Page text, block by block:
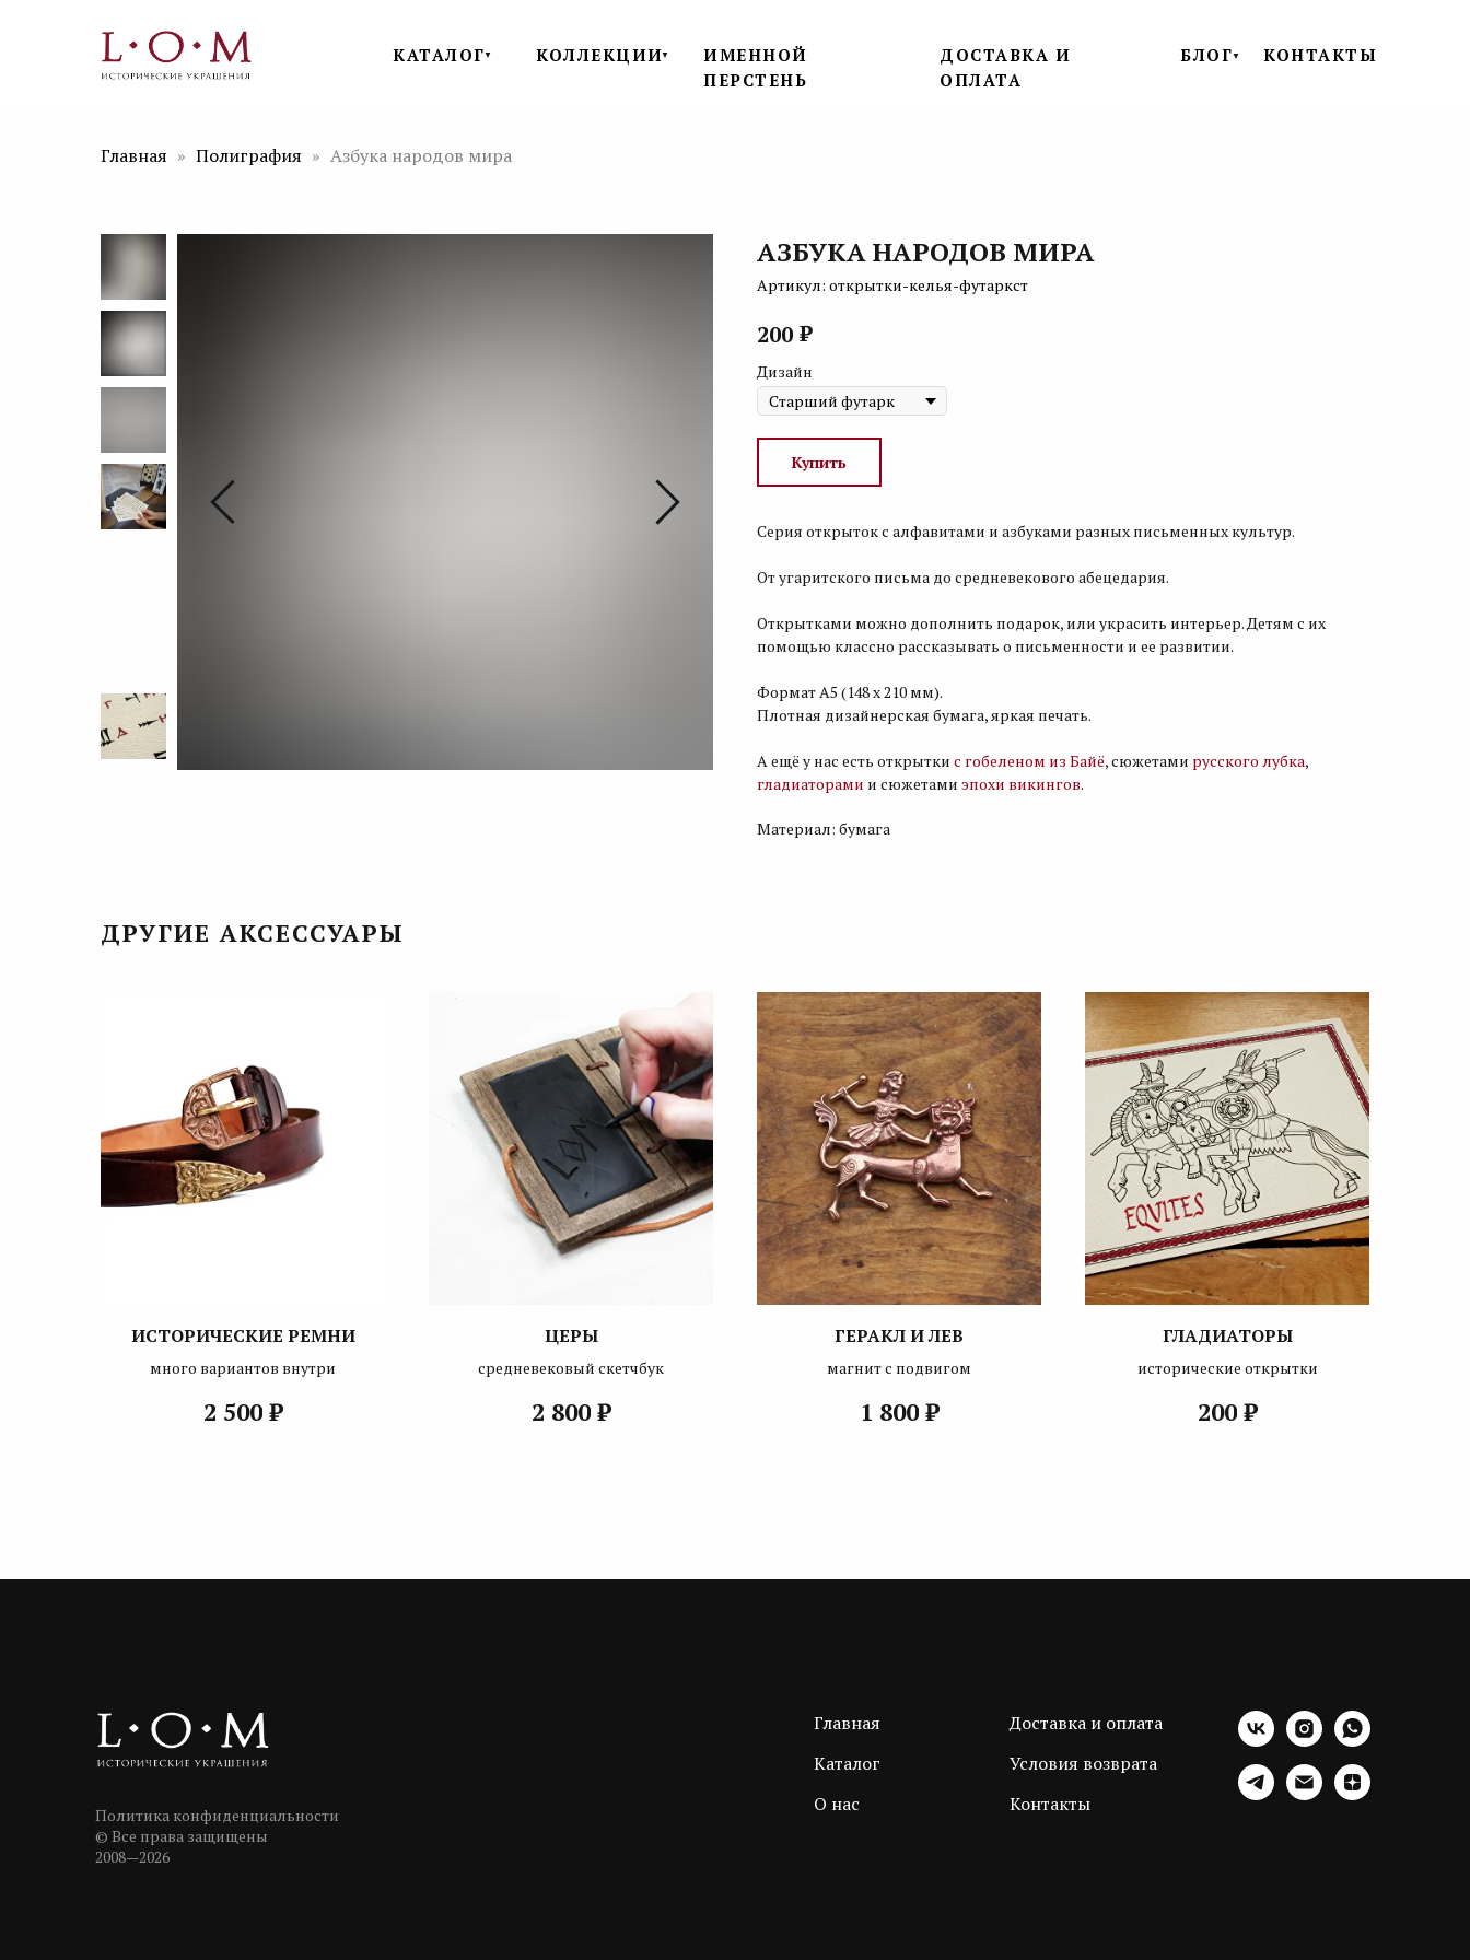
БЛОГ
ДОСТАВКА И
ОПЛАТА
КОНТАКТЫ
КАТАЛОГ▼ ▼
КОЛЛЕКЦИИ▼
ИМЕННОЙ
ПЕРСТЕНЬ
Главная Полиграфия Азбука народов мира
АЗБУКА НАРОДОВ МИРА
Артикул: открытки-келья-футаркст
200 ₽
Дизайн
Купить
Серия открыток с алфавитами и азбуками разных письменных культур.
От угаритского письма до средневекового абецедария.
Открытками можно дополнить подарок, или украсить интерьер. Детям с их
помощью классно рассказывать о письменности и ее развитии.
Формат А5 (148 x 210 мм).
Плотная дизайнерская бумага, яркая печать.
А ещё у нас есть открытки с гобеленом из Байё, сюжетами русского лубка,
гладиаторами и сюжетами эпохи викингов.
Материал: бумага
ДРУГИЕ АКСЕССУАРЫ
ИСТОРИЧЕСКИЕ РЕМНИ
много вариантов внутри
2 500 ₽
ЦЕРЫ
средневековый скетчбук
2 800 ₽
ГЕРАКЛ И ЛЕВ
магнит с подвигом
1 800 ₽
ГЛАДИАТОРЫ
исторические открытки
200 ₽
Политика конфиденциальности
© Все права защищены
2008—2026
Главная
Каталог
О нас
Доставка и оплата
Условия возврата
Контакты